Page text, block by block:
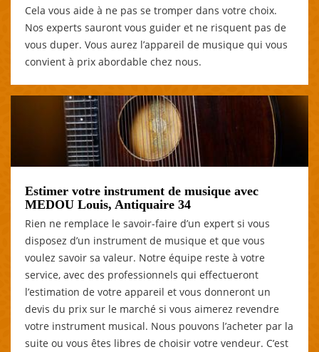
Cela vous aide à ne pas se tromper dans votre choix.
Nos experts sauront vous guider et ne risquent pas de
vous duper. Vous aurez l’appareil de musique qui vous
convient à prix abordable chez nous.
Estimer votre instrument de musique avec
MEDOU Louis, Antiquaire 34
Rien ne remplace le savoir-faire d’un expert si vous
disposez d’un instrument de musique et que vous
voulez savoir sa valeur. Notre équipe reste à votre
service, avec des professionnels qui effectueront
l’estimation de votre appareil et vous donneront un
devis du prix sur le marché si vous aimerez revendre
votre instrument musical. Nous pouvons l’acheter par la
suite ou vous êtes libres de choisir votre vendeur. C’est